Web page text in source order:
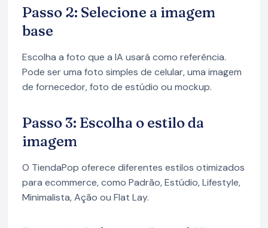
Passo 2: Selecione a imagem
base
Escolha a foto que a IA usará como referência.
Pode ser uma foto simples de celular, uma imagem
de fornecedor, foto de estúdio ou mockup.
Passo 3: Escolha o estilo da
imagem
O TiendaPop oferece diferentes estilos otimizados
para ecommerce, como Padrão, Estúdio, Lifestyle,
Minimalista, Ação ou Flat Lay.